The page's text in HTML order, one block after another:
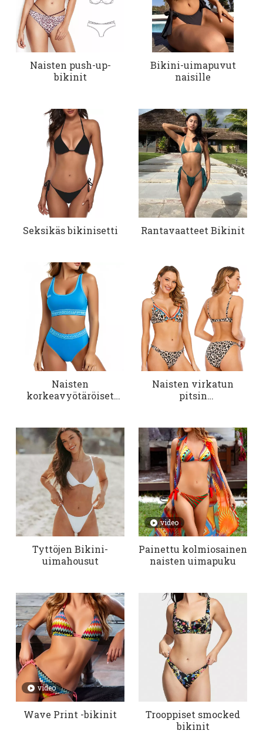
Naisten push-up-
bikinit
Bikini-uimapuvut
naisille
Seksikäs bikinisetti Rantavaatteet Bikinit
Naisten
korkeavyötäröiset
Naisten virkatun
pitsin
Tyttöjen Bikini-
uimahousut
video
Painettu kolmiosainen
naisten uimapuku
video
Wave Print -bikinit
Trooppiset smocked
bikinit